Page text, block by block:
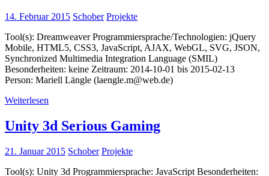
14. Februar 2015 Schober Projekte
Tool(s): Dreamweaver Programmiersprache/Technologien: jQuery
Mobile, HTML5, CSS3, JavaScript, AJAX, WebGL, SVG, JSON,
Synchronized Multimedia Integration Language (SMIL)
Besonderheiten: keine Zeitraum: 2014-10-01 bis 2015-02-13
Person: Mariell Längle (laengle.m@web.de)
Weiterlesen
Unity 3d Serious Gaming
21. Januar 2015 Schober Projekte
Tool(s): Unity 3d Programmiersprache: JavaScript Besonderheiten: